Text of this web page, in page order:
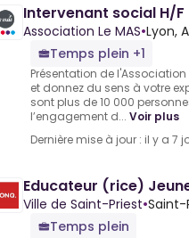
Intervenant social H/F
Association Le MAS•Lyon,
Temps plein +1
Présentation de l'Association
et donnez du sens à votre
sont plus de 10 000
l’engagement d... Voir plus
Dernière mise à jour : il y a 7
Educateur (rice)
Ville de Saint-Priest•Saint-
Temps plein